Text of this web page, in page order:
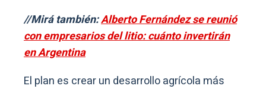
//Mirá también:Alberto Fernández se reunió
con empresarios del litio: cuánto invertirán
en Argentina
El plan es crear un desarrollo agrícola más